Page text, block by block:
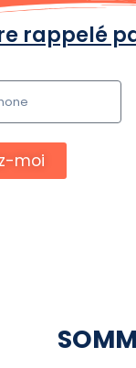
rappelé
moi